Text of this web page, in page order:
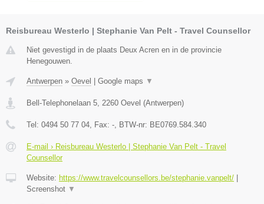
Reisbureau Westerlo | Stephanie Van Pelt - Travel Counsellor
Niet gevestigd in de plaats Deux Acren en in de provincie
Henegouwen.
Antwerpen » Oevel Google maps ▼
Bell-Telephonelaan 5, 2260 Oevel (Antwerpen)
Tel: 0494 50 77 04, Fax: -, BTW-nr: BE0769.584.340
E-mail › Reisbureau Westerlo | Stephanie Van Pelt - Travel
Counsellor
Website: https://www.travelcounsellors.be/stephanie.vanpelt/
Screenshot ▼